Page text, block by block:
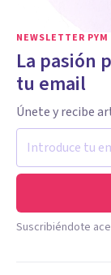
NEWSLETTER PYM
La pasión
tu email
Únete y recibe
Suscribiéndote